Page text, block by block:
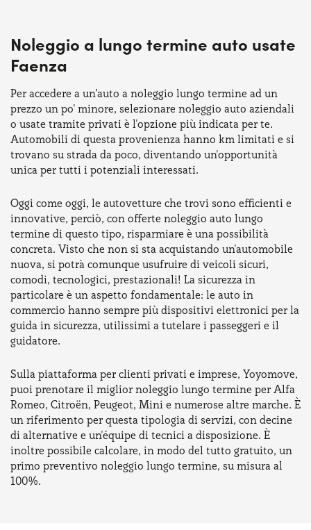
Noleggio a lungo termine auto usate
Faenza
Per accedere a un’auto a noleggio lungo termine ad un
prezzo un po' minore, selezionare noleggio auto aziendali
o usate tramite privati è l'opzione più indicata per te.
Automobili di questa provenienza hanno km limitati e si
trovano su strada da poco, diventando un'opportunità
unica per tutti i potenziali interessati.
Oggi come oggi, le autovetture che trovi sono efficienti e
innovative, perciò, con offerte noleggio auto lungo
termine di questo tipo, risparmiare è una possibilità
concreta. Visto che non si sta acquistando un'automobile
nuova, si potrà comunque usufruire di veicoli sicuri,
comodi, tecnologici, prestazionali! La sicurezza in
particolare è un aspetto fondamentale: le auto in
commercio hanno sempre più dispositivi elettronici per la
guida in sicurezza, utilissimi a tutelare i passeggeri e il
guidatore.
Sulla piattaforma per clienti privati e imprese, Yoyomove,
puoi prenotare il miglior noleggio lungo termine per Alfa
Romeo, Citroën, Peugeot, Mini e numerose altre marche. È
un riferimento per questa tipologia di servizi, con decine
di alternative e un'équipe di tecnici a disposizione. È
inoltre possibile calcolare, in modo del tutto gratuito, un
primo preventivo noleggio lungo termine, su misura al
100%.